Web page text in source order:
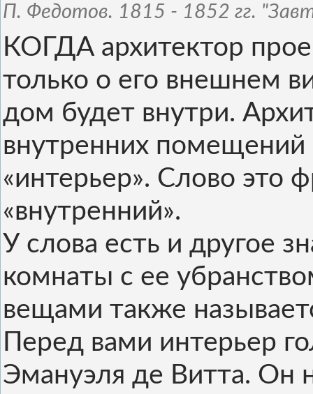
П. Федотов. 1815 - 1852 гг.
КОГДА архитектор
только о его внешнем
дом будет внутри.
внутренних помещений
«интерьер». Слово это
«внутренний».
У слова есть и другое
комнаты с ее
вещами также
Перед вами интерьер
Эмануэля де Витта. Он